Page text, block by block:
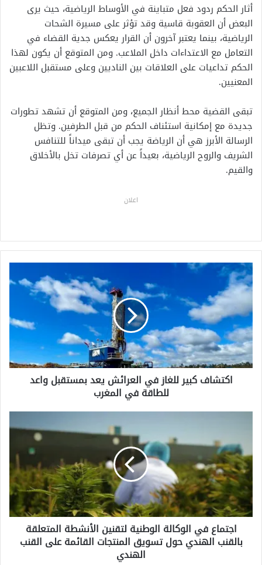
أثار الحكم ردود فعل متباينة في الأوساط الرياضية، حيث يرى
البعض أن العقوبة قاسية وقد تؤثر على مسيرة الشحات
الرياضية، بينما يعتبر آخرون أن القرار يعكس جدية القضاء في
التعامل مع الاعتداءات داخل الملاعب. ومن المتوقع أن يكون لهذا
الحكم تداعيات على العلاقات بين الناديين وعلى مستقبل اللاعبين
المعنيين.
تبقى القضية محط أنظار الجميع، ومن المتوقع أن تشهد تطورات
جديدة مع إمكانية استئناف الحكم من قبل الطرفين. وتظل
الرسالة الأبرز هي أن الرياضة يجب أن تبقى ميداناً للتنافس
الشريف والروح الرياضية، بعيداً عن أي تصرفات تخل بالأخلاق
والقيم.
اعلان
ا
ك
ت
ش
ا
ف
ك
ب
ي
غ
ف
ي
ا
ل
ع
ر
اكتشاف كبير للغاز في العرائش يعد بمستقبل واعد
للطاقة في المغرب
م
ا
ع
ف
ي
ا
اجتماع في الوكالة الوطنية لتقنين الأنشطة المتعلقة
بالقنب الهندي حول تسويق المنتجات القائمة على القنب
الهندي